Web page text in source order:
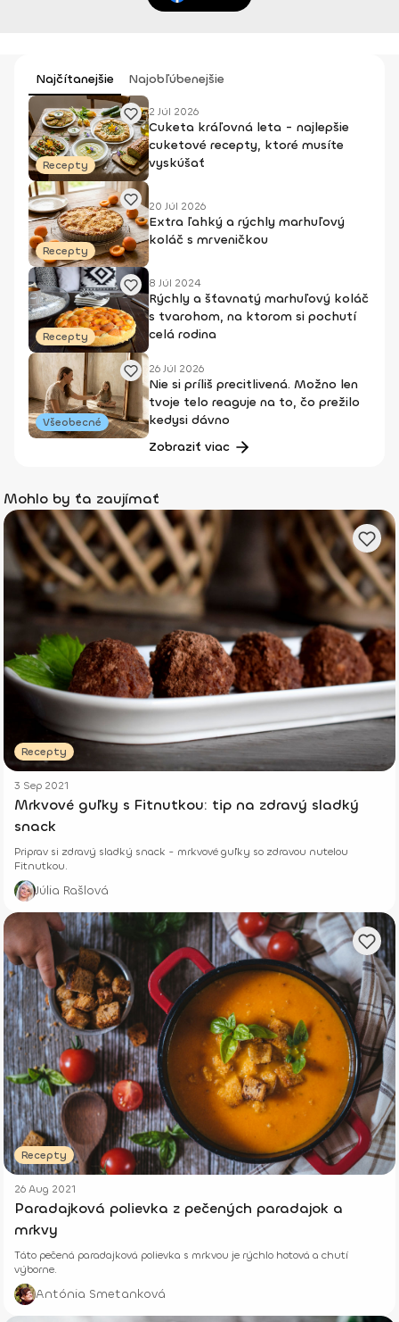
Najčítanejšie Najobľúbenejšie
Recepty
2 Júl 2026
Cuketa kráľovná leta - najlepšie
cuketové recepty, ktoré musíte
vyskúšať
Recepty
20 Júl 2026
Extra ľahký a rýchly marhuľový
koláč s mrveničkou
Recepty
8 Júl 2024
Rýchly a šťavnatý marhuľový koláč
s tvarohom, na ktorom si pochutí
celá rodina
Všeobecné
26 Júl 2026
Nie si príliš precitlivená. Možno len
tvoje telo reaguje na to, čo prežilo
kedysi dávno
Zobraziť viac
Mohlo by ťa zaujímať
Recepty
3 Sep 2021
Mrkvové guľky s Fitnutkou: tip na zdravý sladký
snack
Priprav si zdravý sladký snack - mrkvové guľky so zdravou nutelou
Fitnutkou.
Júlia Rašlová
Recepty
26 Aug 2021
Paradajková polievka z pečených paradajok a
mrkvy
Táto pečená paradajková polievka s mrkvou je rýchlo hotová a chutí
výborne.
Antónia Smetanková